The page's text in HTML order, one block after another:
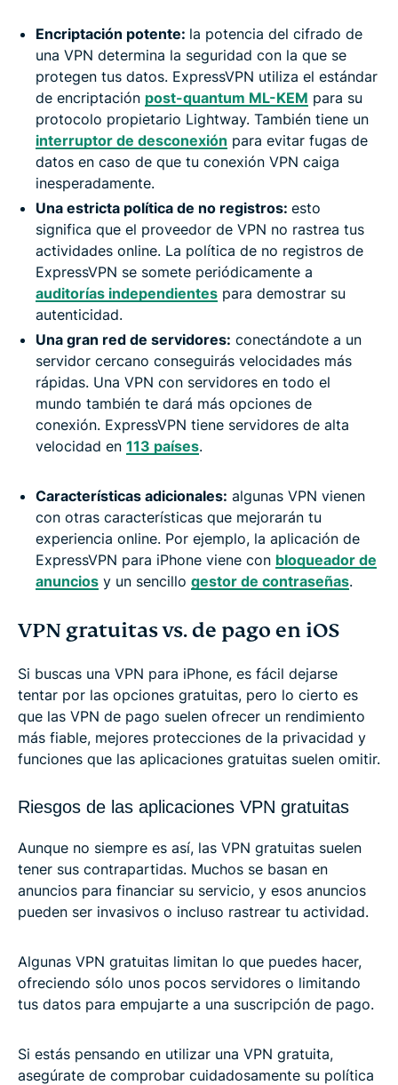
Encriptación potente: la potencia del cifrado de
una VPN determina la seguridad con la que se
protegen tus datos. ExpressVPN utiliza el estándar
de encriptación post-quantum ML-KEM para su
protocolo propietario Lightway. También tiene un
interruptor de desconexión para evitar fugas de
datos en caso de que tu conexión VPN caiga
inesperadamente.
Una estricta política de no registros: esto
significa que el proveedor de VPN no rastrea tus
actividades online. La política de no registros de
ExpressVPN se somete periódicamente a
auditorías independientes para demostrar su
autenticidad.
Una gran red de servidores: conectándote a un
servidor cercano conseguirás velocidades más
rápidas. Una VPN con servidores en todo el
mundo también te dará más opciones de
conexión. ExpressVPN tiene servidores de alta
velocidad en 113 países.
Características adicionales: algunas VPN vienen
con otras características que mejorarán tu
experiencia online. Por ejemplo, la aplicación de
ExpressVPN para iPhone viene con bloqueador de
anuncios y un sencillo gestor de contraseñas.
VPN gratuitas vs. de pago en iOS
Si buscas una VPN para iPhone, es fácil dejarse
tentar por las opciones gratuitas, pero lo cierto es
que las VPN de pago suelen ofrecer un rendimiento
más fiable, mejores protecciones de la privacidad y
funciones que las aplicaciones gratuitas suelen omitir.
Riesgos de las aplicaciones VPN gratuitas
Aunque no siempre es así, las VPN gratuitas suelen
tener sus contrapartidas. Muchos se basan en
anuncios para financiar su servicio, y esos anuncios
pueden ser invasivos o incluso rastrear tu actividad.
Algunas VPN gratuitas limitan lo que puedes hacer,
ofreciendo sólo unos pocos servidores o limitando
tus datos para empujarte a una suscripción de pago.
Si estás pensando en utilizar una VPN gratuita,
asegúrate de comprobar cuidadosamente su política